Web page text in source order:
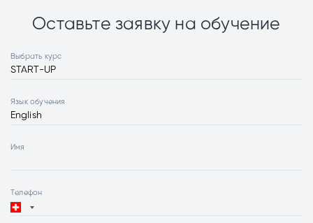
Оставьте заявку на обучение
Выбрать курс
Язык обучения
Имя
Телефон